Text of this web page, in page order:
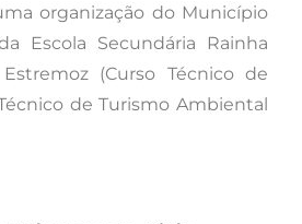
organização do Município
Escola Secundária Rainha
(Curso Técnico de
de Turismo Ambiental